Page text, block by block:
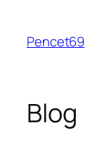
konten
Pencet69
Blog